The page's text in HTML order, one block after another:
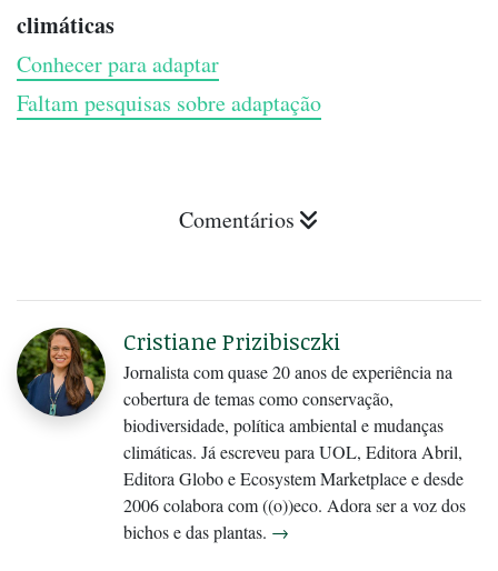
climáticas
Conhecer para adaptar
Faltam pesquisas sobre adaptação
Comentários
Cristiane Prizibisczki
Jornalista com quase 20 anos de experiência na
cobertura de temas como conservação,
biodiversidade, política ambiental e mudanças
climáticas. Já escreveu para UOL, Editora Abril,
Editora Globo e Ecosystem Marketplace e desde
2006 colabora com ((o))eco. Adora ser a voz dos
bichos e das plantas. →